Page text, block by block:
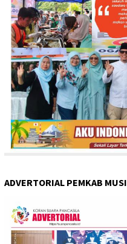
ADVERTORIAL PEMKAB